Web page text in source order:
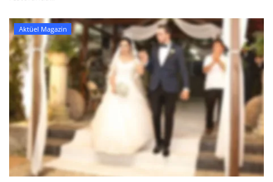
Aktüel Magazin